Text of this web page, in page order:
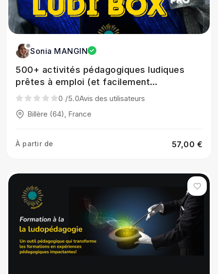
Sonia MANGIN
500+ activités pédagogiques ludiques
prêtes à emploi (et facilement
intégrables)
0 /5.0Avis des utilisateurs
Billère (64), France
À partir de 57,00 €